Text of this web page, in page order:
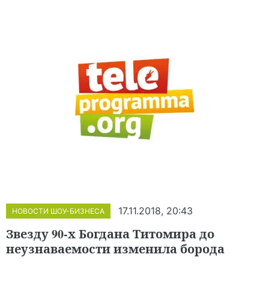
НОВОСТИ ШОУ-БИЗНЕСА 17.11.2018, 20:43
Звезду 90-х Богдана Титомира до
неузнаваемости изменила борода